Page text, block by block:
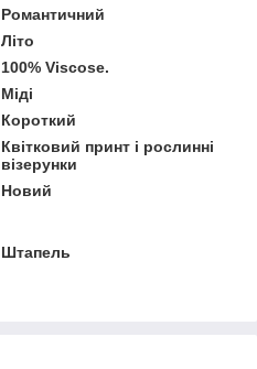
Романтичний
Літо
100% Viscose.
Міді
Короткий
Квітковий принт і рослинні
візерунки
Новий
Штапель